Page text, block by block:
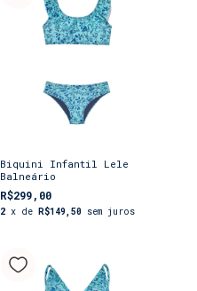
Biquini Infantil Lele
Balneário
R$299,00
2 x de R$149,50 sem juros